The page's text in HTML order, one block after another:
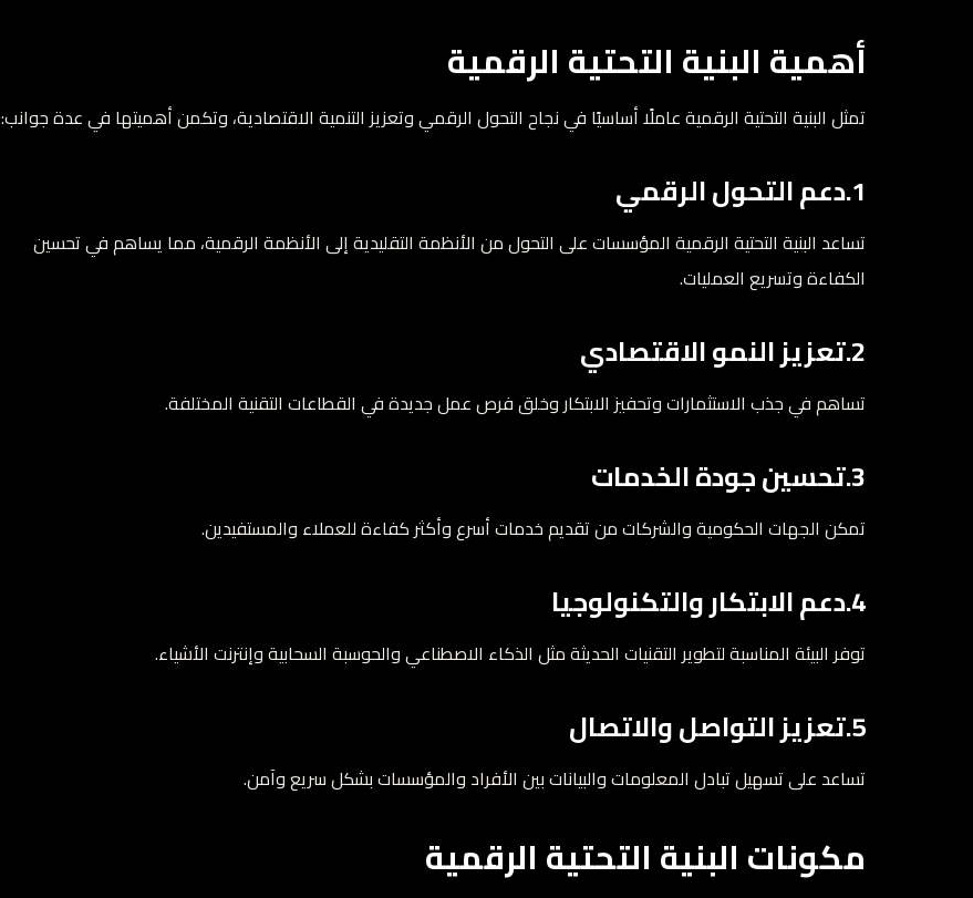
أهمية البنية التحتية الرقمية
تمثل البنية التحتية الرقمية عاملًا أساسيًا في نجاح التحول الرقمي وتعزيز التنمية الاقتصادية، وتكمن أهميتها في عدة جوانب:
1.دعم التحول الرقمي
تساعد البنية التحتية الرقمية المؤسسات على التحول من الأنظمة التقليدية إلى الأنظمة الرقمية، مما يساهم في تحسين
الكفاءة وتسريع العمليات.
2.تعزيز النمو الاقتصادي
تساهم في جذب الاستثمارات وتحفيز الابتكار وخلق فرص عمل جديدة في القطاعات التقنية المختلفة.
3.تحسين جودة الخدمات
تمكن الجهات الحكومية والشركات من تقديم خدمات أسرع وأكثر كفاءة للعملاء والمستفيدين.
4.دعم الابتكار والتكنولوجيا
توفر البيئة المناسبة لتطوير التقنيات الحديثة مثل الذكاء الاصطناعي والحوسبة السحابية وإنترنت الأشياء.
5.تعزيز التواصل والاتصال
تساعد على تسهيل تبادل المعلومات والبيانات بين الأفراد والمؤسسات بشكل سريع وآمن.
مكونات البنية التحتية الرقمية